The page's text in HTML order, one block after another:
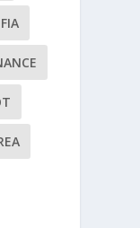
FIA